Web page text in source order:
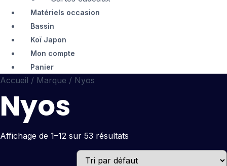
Matériels occasion
Bassin
Koï Japon
Mon compte
Panier
Accueil / Marque / Nyos
Nyos
Affichage de 1–12 sur 53 résultats